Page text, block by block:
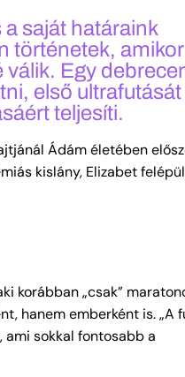
saját határaink
történetek,
Egy
első ultrafutását
teljesíti.
Ádám életében
kislány, Elizabet
korábban „csak”
hanem emberként is. „A
sokkal fontosabb a